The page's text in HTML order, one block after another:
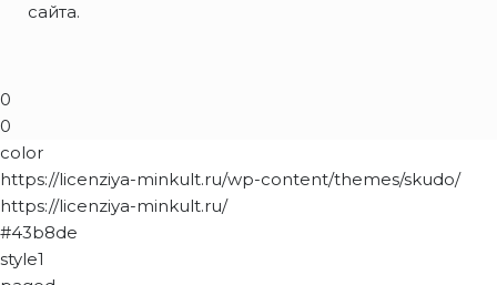
сайта.
0
0
color
https://licenziya-minkult.ru/wp-content/themes/skudo/
https://licenziya-minkult.ru/
#43b8de
style1